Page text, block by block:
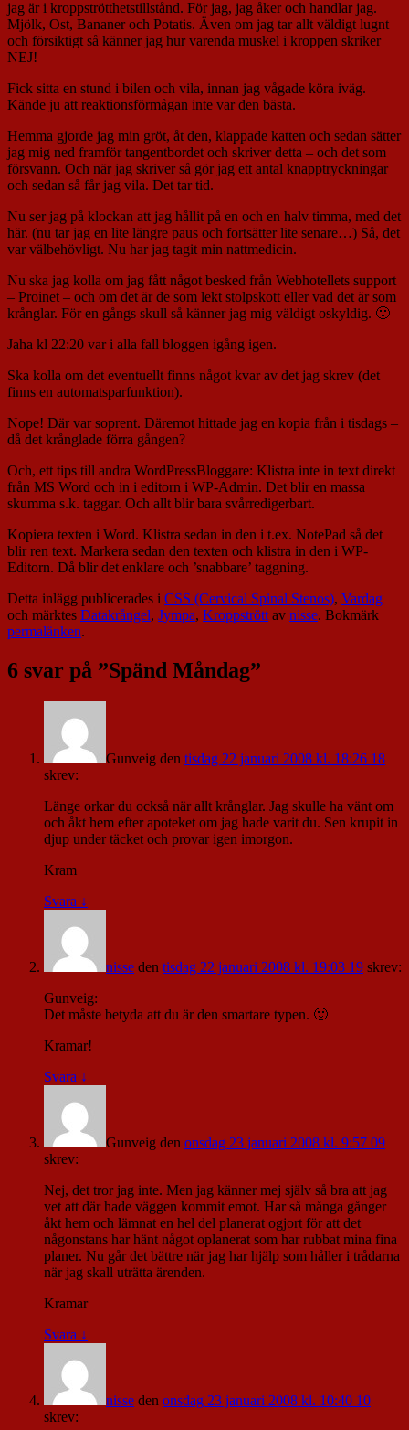
jag är i kroppströtthetstillstånd. För jag, jag åker och handlar jag.
Mjölk, Ost, Bananer och Potatis. Även om jag tar allt väldigt lugnt
och försiktigt så känner jag hur varenda muskel i kroppen skriker
NEJ!
Fick sitta en stund i bilen och vila, innan jag vågade köra iväg.
Kände ju att reaktionsförmågan inte var den bästa.
Hemma gjorde jag min gröt, åt den, klappade katten och sedan sätter
jag mig ned framför tangentbordet och skriver detta – och det som
försvann. Och när jag skriver så gör jag ett antal knapptryckningar
och sedan så får jag vila. Det tar tid.
Nu ser jag på klockan att jag hållit på en och en halv timma, med det
här. (nu tar jag en lite längre paus och fortsätter lite senare…) Så, det
var välbehövligt. Nu har jag tagit min nattmedicin.
Nu ska jag kolla om jag fått något besked från Webhotellets support
– Proinet – och om det är de som lekt stolpskott eller vad det är som
krånglar. För en gångs skull så känner jag mig väldigt oskyldig. 🙂
Jaha kl 22:20 var i alla fall bloggen igång igen.
Ska kolla om det eventuellt finns något kvar av det jag skrev (det
finns en automatsparfunktion).
Nope! Där var soprent. Däremot hittade jag en kopia från i tisdags –
då det krånglade förra gången?
Och, ett tips till andra WordPressBloggare: Klistra inte in text direkt
från MS Word och in i editorn i WP-Admin. Det blir en massa
skumma s.k. taggar. Och allt blir bara svårredigerbart.
Kopiera texten i Word. Klistra sedan in den i t.ex. NotePad så det
blir ren text. Markera sedan den texten och klistra in den i WP-
Editorn. Då blir det enklare och ’snabbare’ taggning.
Detta inlägg publicerades i CSS (Cervical Spinal Stenos), Vardag
och märktes Datakrångel, Jympa, Kroppströttav nisse. Bokmärk
permalänken.
6 svar på ”Spänd Måndag”
Gunveig den tisdag 22 januari 2008 kl. 18:26 18
skrev:
Länge orkar du också när allt krånglar. Jag skulle ha vänt om
och åkt hem efter apoteket om jag hade varit du. Sen krupit in
djup under täcket och provar igen imorgon.
Kram
Svara ↓
nisse den tisdag 22 januari 2008 kl. 19:03 19 skrev:
Gunveig:
Det måste betyda att du är den smartare typen. 🙂
Kramar!
Svara ↓
Gunveig den onsdag 23 januari 2008 kl. 9:57 09
skrev:
Nej, det tror jag inte. Men jag känner mej själv så bra att jag
vet att där hade väggen kommit emot. Har så många gånger
åkt hem och lämnat en hel del planerat ogjort för att det
någonstans har hänt något oplanerat som har rubbat mina fina
planer. Nu går det bättre när jag har hjälp som håller i trådarna
när jag skall uträtta ärenden.
Kramar
Svara ↓
nisse den onsdag 23 januari 2008 kl. 10:40 10
skrev: